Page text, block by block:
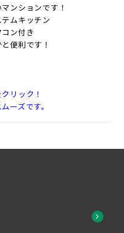
ンションです！
ムキッチン
ン付き
便利です！
リック！
ーズです。